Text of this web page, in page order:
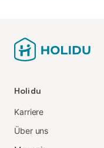
Holidu
Karriere
Über uns